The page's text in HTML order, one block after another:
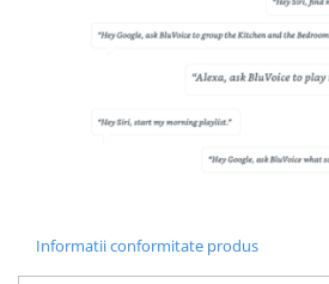
Informatii conformitate produs